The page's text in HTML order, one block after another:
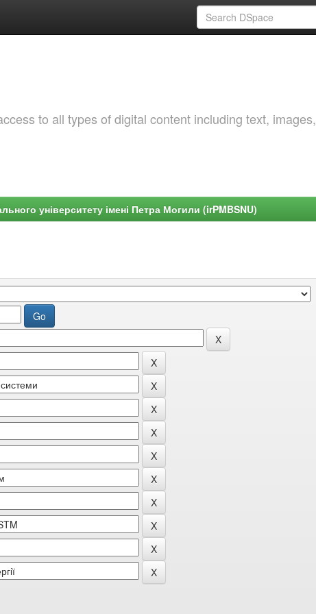
to all types of digital content including text, images,
університету імені Петра Могили (irPMBSNU)